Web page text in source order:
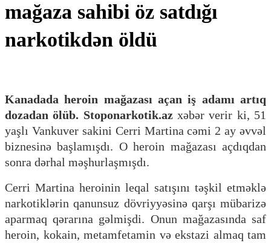
mağaza sahibi öz satdığı
narkotikdən öldü
Kanadada heroin mağazası açan iş adamı artıq
dozadan ölüb. Stoponarkotik.azxəbər verir ki, 51
yaşlı Vankuver sakini Cerri Martina cəmi 2 ay əvvəl
biznesinə başlamışdı. O heroin mağazası açdıqdan
sonra dərhal məşhurlaşmışdı.
Cerri Martina heroinin leqal satışını təşkil etməklə
narkotiklərin qanunsuz dövriyyəsinə qarşı mübarizə
aparmaq qərarına gəlmişdi. Onun mağazasında saf
heroin, kokain, metamfetamin və ekstazi almaq tam